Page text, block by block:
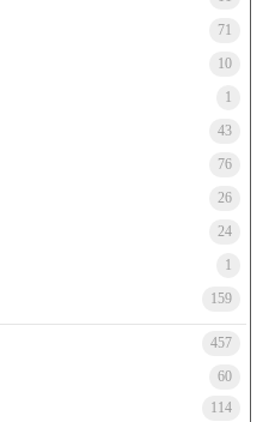
71
10
1
43
76
26
24
1
159
457
60
114